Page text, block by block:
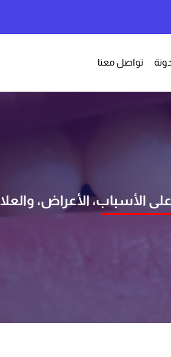
تواصل معنا
الأسباب، الأعراض،